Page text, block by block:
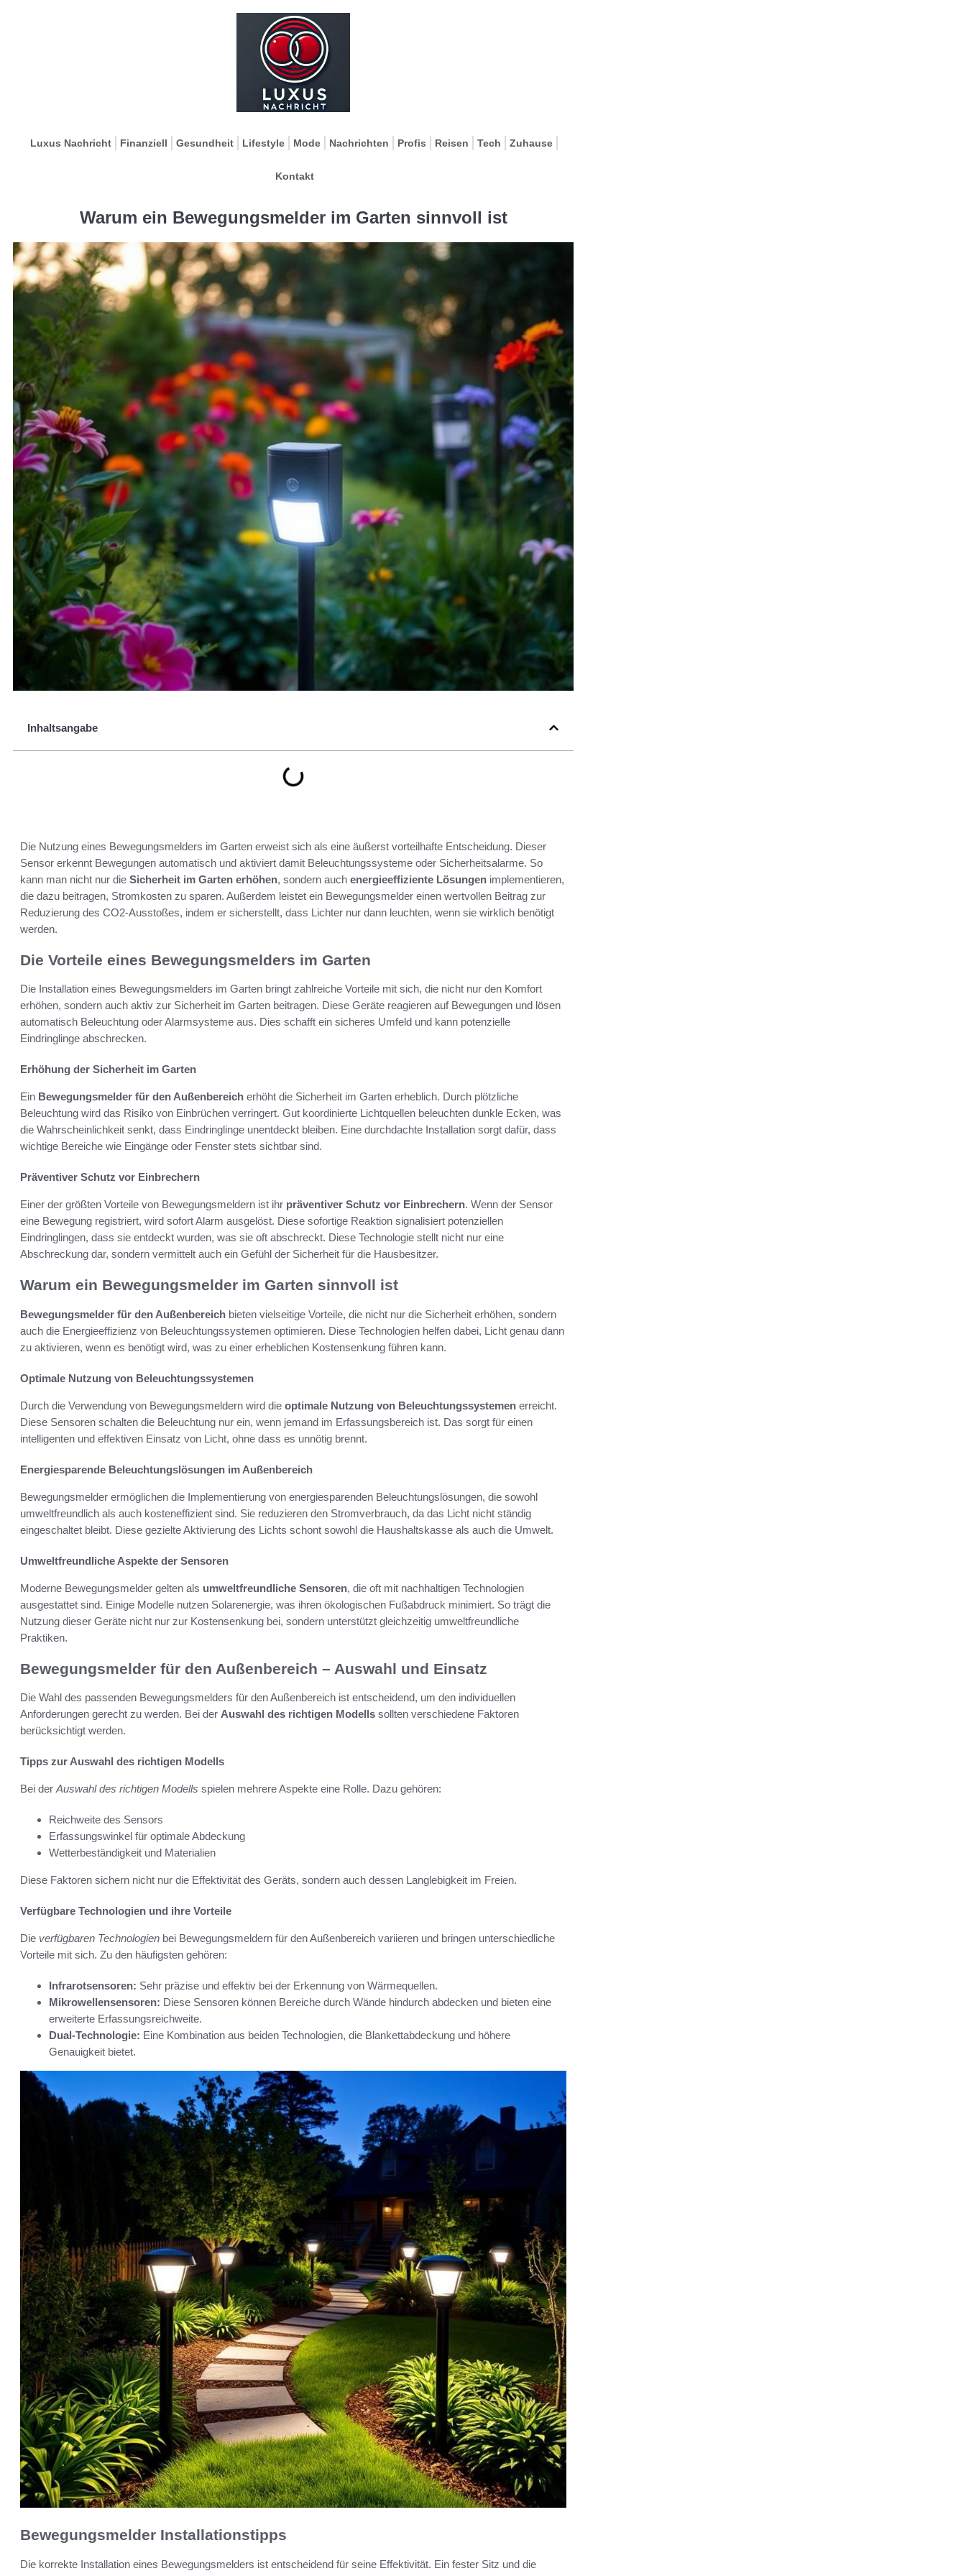
Luxus Nachricht Finanziell Gesundheit Lifestyle Mode Nachrichten Profis Reisen Tech Zuhause
Kontakt
Warum ein Bewegungsmelder im Garten sinnvoll ist
Inhaltsangabe
Die Nutzung eines Bewegungsmelders im Garten erweist sich als eine äußerst vorteilhafte Entscheidung. Dieser
Sensor erkennt Bewegungen automatisch und aktiviert damit Beleuchtungssysteme oder Sicherheitsalarme. So
kann man nicht nur die Sicherheit im Garten erhöhen, sondern auch energieeffiziente Lösungen implementieren,
die dazu beitragen, Stromkosten zu sparen. Außerdem leistet ein Bewegungsmelder einen wertvollen Beitrag zur
Reduzierung des CO2-Ausstoßes, indem er sicherstellt, dass Lichter nur dann leuchten, wenn sie wirklich benötigt
werden.
Die Vorteile eines Bewegungsmelders im Garten
Die Installation eines Bewegungsmelders im Garten bringt zahlreiche Vorteile mit sich, die nicht nur den Komfort
erhöhen, sondern auch aktiv zur Sicherheit im Garten beitragen. Diese Geräte reagieren auf Bewegungen und lösen
automatisch Beleuchtung oder Alarmsysteme aus. Dies schafft ein sicheres Umfeld und kann potenzielle
Eindringlinge abschrecken.
Erhöhung der Sicherheit im Garten
Ein Bewegungsmelder für den Außenbereich erhöht die Sicherheit im Garten erheblich. Durch plötzliche
Beleuchtung wird das Risiko von Einbrüchen verringert. Gut koordinierte Lichtquellen beleuchten dunkle Ecken, was
die Wahrscheinlichkeit senkt, dass Eindringlinge unentdeckt bleiben. Eine durchdachte Installation sorgt dafür, dass
wichtige Bereiche wie Eingänge oder Fenster stets sichtbar sind.
Präventiver Schutz vor Einbrechern
Einer der größten Vorteile von Bewegungsmeldern ist ihr präventiver Schutz vor Einbrechern. Wenn der Sensor
eine Bewegung registriert, wird sofort Alarm ausgelöst. Diese sofortige Reaktion signalisiert potenziellen
Eindringlingen, dass sie entdeckt wurden, was sie oft abschreckt. Diese Technologie stellt nicht nur eine
Abschreckung dar, sondern vermittelt auch ein Gefühl der Sicherheit für die Hausbesitzer.
Warum ein Bewegungsmelder im Garten sinnvoll ist
Bewegungsmelder für den Außenbereich bieten vielseitige Vorteile, die nicht nur die Sicherheit erhöhen, sondern
auch die Energieeffizienz von Beleuchtungssystemen optimieren. Diese Technologien helfen dabei, Licht genau dann
zu aktivieren, wenn es benötigt wird, was zu einer erheblichen Kostensenkung führen kann.
Optimale Nutzung von Beleuchtungssystemen
Durch die Verwendung von Bewegungsmeldern wird die optimale Nutzung von Beleuchtungssystemen erreicht.
Diese Sensoren schalten die Beleuchtung nur ein, wenn jemand im Erfassungsbereich ist. Das sorgt für einen
intelligenten und effektiven Einsatz von Licht, ohne dass es unnötig brennt.
Energiesparende Beleuchtungslösungen im Außenbereich
Bewegungsmelder ermöglichen die Implementierung von energiesparenden Beleuchtungslösungen, die sowohl
umweltfreundlich als auch kosteneffizient sind. Sie reduzieren den Stromverbrauch, da das Licht nicht ständig
eingeschaltet bleibt. Diese gezielte Aktivierung des Lichts schont sowohl die Haushaltskasse als auch die Umwelt.
Umweltfreundliche Aspekte der Sensoren
Moderne Bewegungsmelder gelten als umweltfreundliche Sensoren, die oft mit nachhaltigen Technologien
ausgestattet sind. Einige Modelle nutzen Solarenergie, was ihren ökologischen Fußabdruck minimiert. So trägt die
Nutzung dieser Geräte nicht nur zur Kostensenkung bei, sondern unterstützt gleichzeitig umweltfreundliche
Praktiken.
Bewegungsmelder für den Außenbereich – Auswahl und Einsatz
Die Wahl des passenden Bewegungsmelders für den Außenbereich ist entscheidend, um den individuellen
Anforderungen gerecht zu werden. Bei der Auswahl des richtigen Modells sollten verschiedene Faktoren
berücksichtigt werden.
Tipps zur Auswahl des richtigen Modells
Bei der Auswahl des richtigen Modells spielen mehrere Aspekte eine Rolle. Dazu gehören:
Reichweite des Sensors
Erfassungswinkel für optimale Abdeckung
Wetterbeständigkeit und Materialien
Diese Faktoren sichern nicht nur die Effektivität des Geräts, sondern auch dessen Langlebigkeit im Freien.
Verfügbare Technologien und ihre Vorteile
Die verfügbaren Technologien bei Bewegungsmeldern für den Außenbereich variieren und bringen unterschiedliche
Vorteile mit sich. Zu den häufigsten gehören:
Infrarotsensoren: Sehr präzise und effektiv bei der Erkennung von Wärmequellen.
Mikrowellensensoren: Diese Sensoren können Bereiche durch Wände hindurch abdecken und bieten eine
erweiterte Erfassungsreichweite.
Dual-Technologie: Eine Kombination aus beiden Technologien, die Blankettabdeckung und höhere
Genauigkeit bietet.
Bewegungsmelder Installationstipps
Die korrekte Installation eines Bewegungsmelders ist entscheidend für seine Effektivität. Ein fester Sitz und die